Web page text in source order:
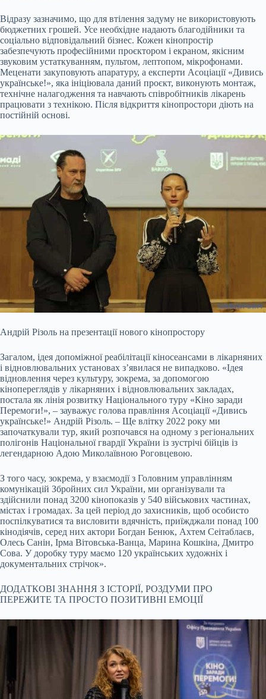
Відразу зазначимо, що для втілення задуму не використовують
бюджетних грошей. Усе необхідне надають благодійники та
соціально відповідальний бізнес. Кожен кінопростір
забезпечують професійними проєктором і екраном, якісним
звуковим устаткуванням, пультом, лептопом, мікрофонами.
Меценати закуповують апаратуру, а експерти Асоціації «Дивись
українське!», яка ініціювала даний проєкт, виконують монтаж,
технічне налагодження та навчають співробітників лікарень
працювати з технікою. Після відкриття кінопростори діють на
постійній основі.
Андрій Різоль на презентації нового кінопростору
Загалом, ідея допоміжної реабілітації кіносеансами в лікарняних
і відновлювальних установах з’явилася не випадково. «Ідея
відновлення через культуру, зокрема, за допомогою
кінопереглядів у лікарняних і відновлювальних закладах,
постала як лінія розвитку Національного туру «Кіно заради
Перемоги!», – зауважує голова правління Асоціації «Дивись
українське!» Андрій Різоль. – Ще влітку 2022 року ми
започаткували тур, який розпочався на одному з регіональних
полігонів Національної гвардії України із зустрічі бійців із
легендарною Адою Миколаївною Роговцевою.
З того часу, зокрема, у взаємодії з Головним управлінням
комунікацій Збройних сил України, ми організували та
здійснили понад 3200 кінопоказів у 540 військових частинах,
містах і громадах. За цей період до захисників, щоб особисто
поспілкуватися та висловити вдячність, приїжджали понад 100
кінодіячів, серед них актори Богдан Бенюк, Ахтем Сеітаблаєв,
Олесь Санін, Ірма Вітовська-Ванца, Марина Кошкіна, Дмитро
Сова. У доробку туру маємо 120 українських художніх і
документальних стрічок».
ДОДАТКОВІ ЗНАННЯ З ІСТОРІЇ, РОЗДУМИ ПРО
ПЕРЕЖИТЕ ТА ПРОСТО ПОЗИТИВНІ ЕМОЦІЇ